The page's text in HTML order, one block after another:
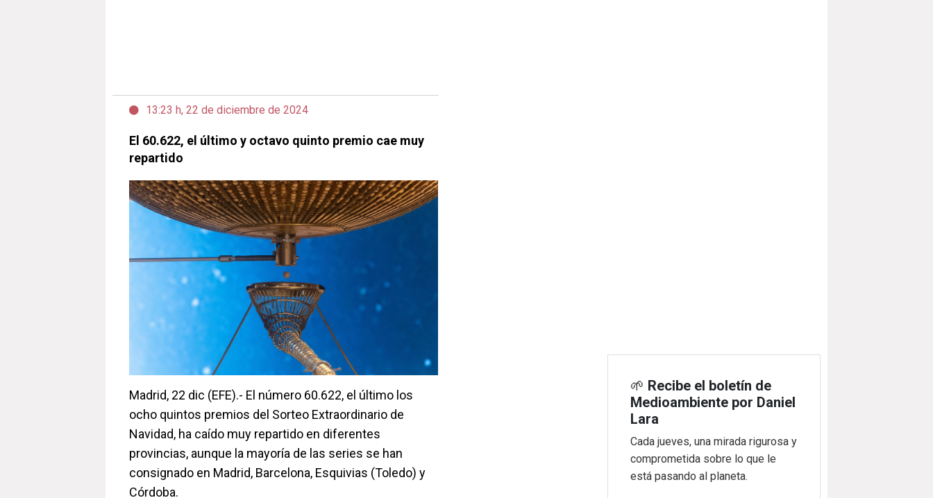
13:23 h, 22 de diciembre de 2024
El 60.622, el último y octavo quinto premio cae muy
repartido
Madrid, 22 dic (EFE).- El número 60.622, el último los
ocho quintos premios del Sorteo Extraordinario de
Navidad, ha caído muy repartido en diferentes
provincias, aunque la mayoría de las series se han
consignado en Madrid, Barcelona, Esquivias (Toledo) y
Córdoba.
🌱 Recibe el boletín de
Medioambiente por Daniel
Lara
Cada jueves, una mirada rigurosa y
comprometida sobre lo que le
está pasando al planeta.